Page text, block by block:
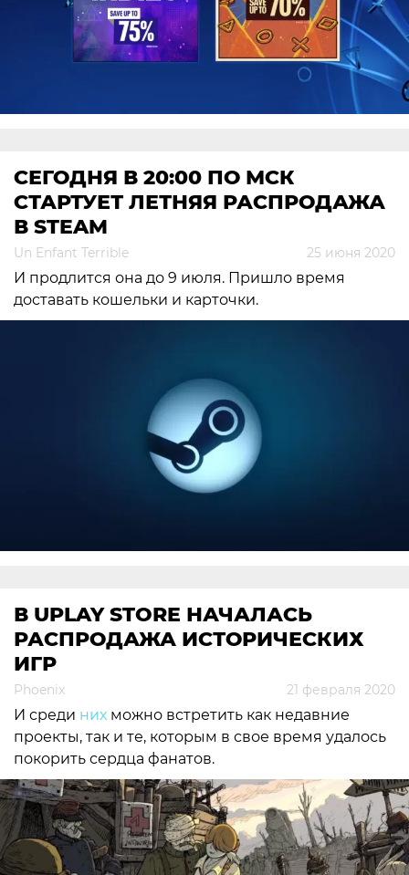
СЕГОДНЯ В 20:00 ПО МСК
СТАРТУЕТ ЛЕТНЯЯ РАСПРОДАЖА
В STEAM
Un Enfant Terrible 25 июня 2020
И продлится она до 9 июля. Пришло время
доставать кошельки и карточки.
В UPLAY STORE НАЧАЛАСЬ
РАСПРОДАЖА ИСТОРИЧЕСКИХ
ИГР
Phoenix 21 февраля 2020
И среди них можно встретить как недавние
проекты, так и те, которым в свое время удалось
покорить сердца фанатов.